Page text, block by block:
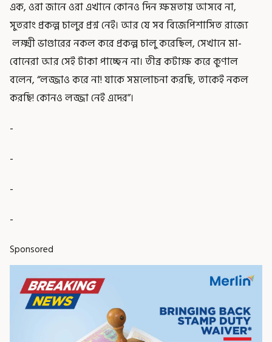
এক, ওরা জানে ওরা এখানে কোনও দিন ক্ষমতায় আসবে না,
সুতরাং প্রকল্প চালুর প্রশ্ন নেই। আর যে সব বিজেপিশাসিত রাজ্যে
লক্ষ্মী ভাণ্ডারের নকল করে প্রকল্প চালু করেছিল, সেখানে মা-
বোনেরা আর সেই টাকা পাচ্ছেন না। তীব্র কটাক্ষ করে কুণাল
বলেন, “লজ্জাও করে না! যাকে সমলোচনা করছি, তাকেই নকল
করছি! কোনও লজ্জা নেই এদের”।
-
-
-
-
Sponsored